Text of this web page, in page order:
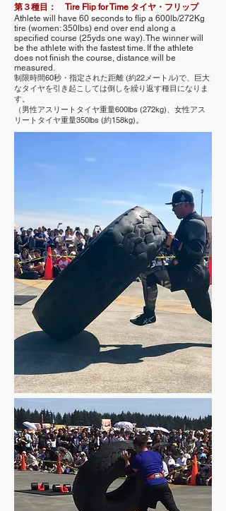
第３種目： Tire Flip for Time タイヤ・フリップ
Athlete will have 60 seconds to flip a 600lb/272Kg
tire (women: 350lbs) end over end along a
specified course (25yds one way). The winner will
be the athlete with the fastest time. If the athlete
does not finish the course, distance will be
measured.
制限時間60秒・指定された距離 (約22メートル)で、巨大
なタイヤを引き起こしては倒しを繰り返す種目になりま
す。
（男性アスリートタイヤ重量600lbs (272kg)、女性アス
リートタイヤ重量350lbs (約158kg)。